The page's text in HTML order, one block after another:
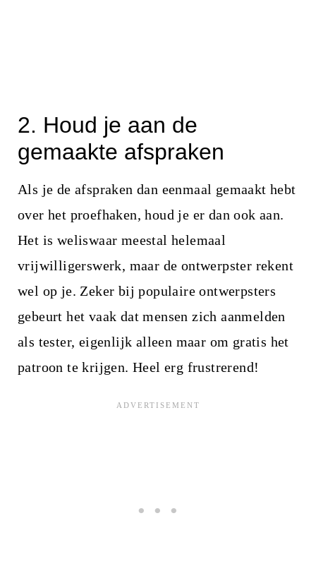
2. Houd je aan de
gemaakte afspraken
Als je de afspraken dan eenmaal gemaakt hebt
over het proefhaken, houd je er dan ook aan.
Het is weliswaar meestal helemaal
vrijwilligerswerk, maar de ontwerpster rekent
wel op je. Zeker bij populaire ontwerpsters
gebeurt het vaak dat mensen zich aanmelden
als tester, eigenlijk alleen maar om gratis het
patroon te krijgen. Heel erg frustrerend!